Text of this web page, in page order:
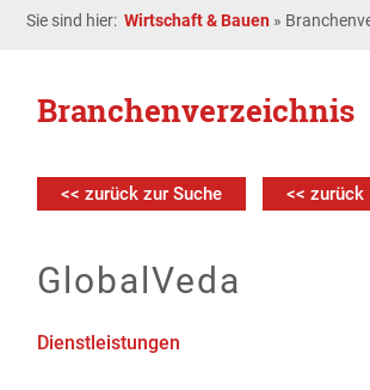
Sie sind hier:Wirtschaft & Bauen »
Branchenverzeichnis
<< zurück zur Suche << zurück
GlobalVeda
Dienstleistungen